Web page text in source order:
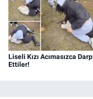
Liseli Kızı Acımasızca Darp
Ettiler!